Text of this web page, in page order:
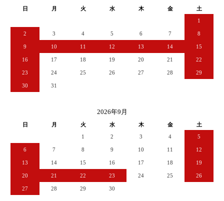
日 月 火 水 木 金
土
1
2 3 4 5 6 7 8
9 10 11 12 13 14 15
16 17 18 19 20 21 22
23 24 25 26 27 28 29
30 31
2026年9月
日 月 火 水 木 金
土
1
2 3 4 5
6 7 8 9 10 11 12
13 14 15 16 17 18 19
20 21 22 23 24 25 26
27 28 29 30